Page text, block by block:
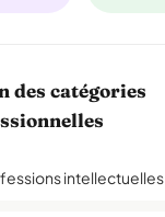
des catégories
intellectuelles